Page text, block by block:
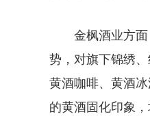
金枫酒业方
势，对旗下锦绣
黄酒咖啡、黄酒
的黄酒固化印象